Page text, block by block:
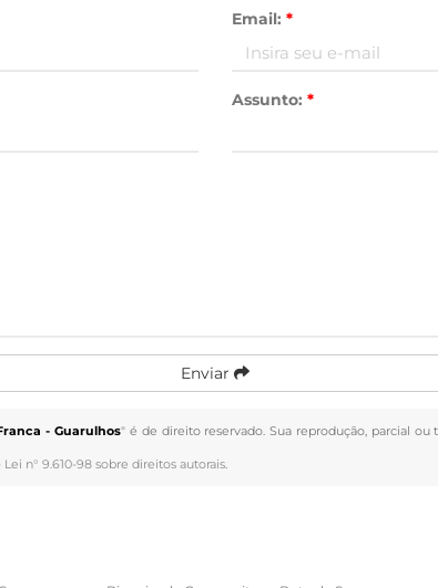
Email: *
Assunto: *
Enviar
- Guarulhos" é de direito reservado. Sua reprodução, parcial
Lei n° 9.610-98 sobre direitos autorais.